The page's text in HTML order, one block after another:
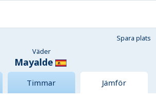
Spara plats
Väder
Mayalde
Timmar Jämför